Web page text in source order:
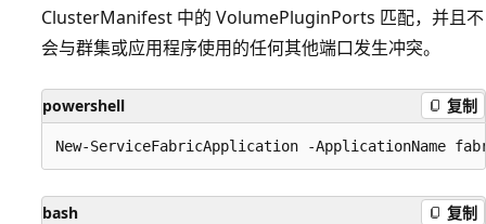
ClusterManifest 中的 VolumePluginPorts 匹配，并且不
会与群集或应用程序使用的任何其他端口发生冲突。
powershell 复制
bash 复制